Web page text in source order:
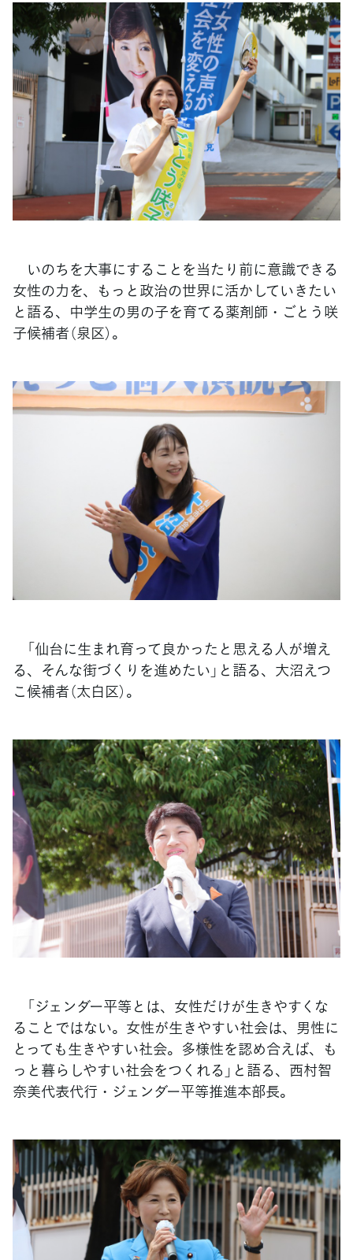
いのちを大事にすることを当たり前に意識できる
女性の力を、もっと政治の世界に活かしていきたい
と語る、中学生の男の子を育てる薬剤師・ごとう咲
子候補者（泉区）。
「仙台に生まれ育って良かったと思える人が増え
る、そんな街づくりを進めたい」と語る、大沼えつ
こ候補者（太白区）。
「ジェンダー平等とは、女性だけが生きやすくな
ることではない。女性が生きやすい社会は、男性に
とっても生きやすい社会。多様性を認め合えば、も
っと暮らしやすい社会をつくれる」と語る、西村智
奈美代表代行・ジェンダー平等推進本部長。